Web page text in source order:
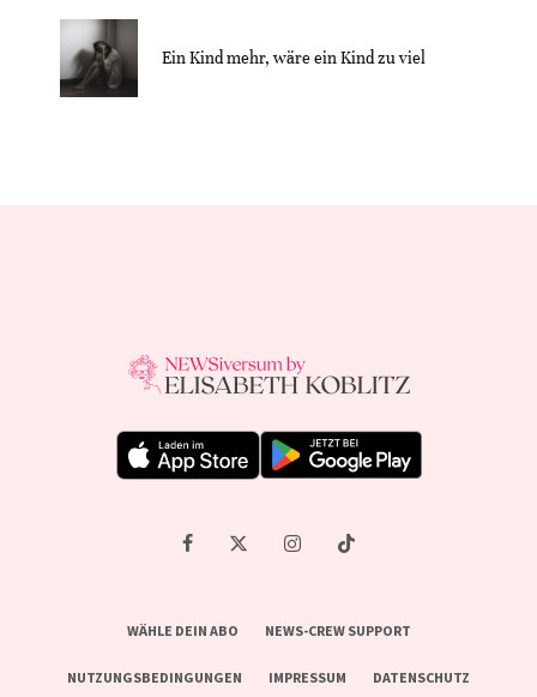
Ein Kind mehr, wäre ein Kind zu viel
WÄHLE DEIN ABO NEWS-CREW SUPPORT
NUTZUNGSBEDINGUNGEN IMPRESSUM DATENSCHUTZ